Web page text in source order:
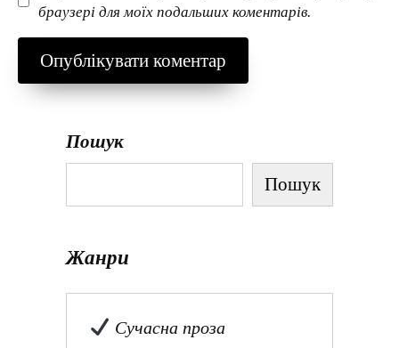
браузері для моїх подальших коментарів.
Пошук
Пошук
Жанри
Сучасна проза